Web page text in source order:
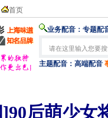
首页
业务配音： 专题配
主题配音： 高端配音
后萌少女